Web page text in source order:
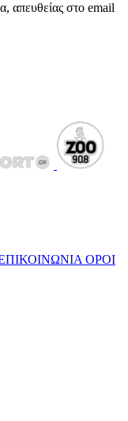
απευθείας στο email
ΟΡΟΙ